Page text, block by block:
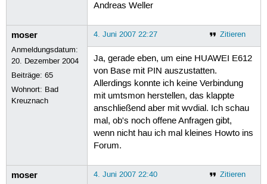
Andreas Weller
moser
Anmeldungsdatum:
20. Dezember 2004
Beiträge:65
Wohnort: Bad
Kreuznach
Zitieren
4. Juni 2007 22:27
Ja, gerade eben, um eine HUAWEI E612
von Base mit PIN auszustatten.
Allerdings konnte ich keine Verbindung
mit umtsmon herstellen, das klappte
anschließend aber mit wvdial. Ich schau
mal, ob's noch offene Anfragen gibt,
wenn nicht hau ich mal kleines Howto ins
Forum.
moser Zitieren
4. Juni 2007 22:40